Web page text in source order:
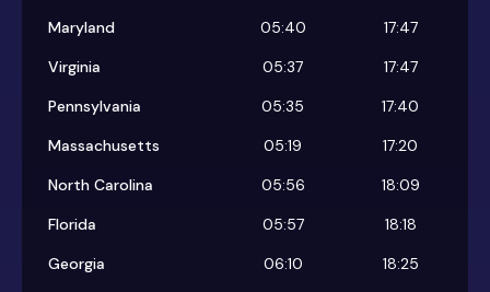
Maryland
05:40
17:47
Virginia
05:37
17:47
Pennsylvania
05:35
17:40
Massachusetts
05:19
17:20
North Carolina
05:56
18:09
Florida
05:57
18:18
Georgia
06:10
18:25